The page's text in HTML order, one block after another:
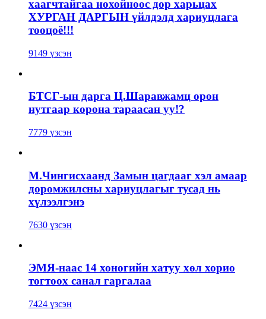
хаагчтайгаа нохойноос дор харьцах
ХУРГАН ДАРГЫН үйлдэлд хариуцлага
тооцоё!!!
9149 үзсэн
БТСГ-ын дарга Ц.Шаравжамц орон
нутгаар корона тараасан уу!?
7779 үзсэн
М.Чингисхаанд Замын цагдааг хэл амаар
доромжилсны хариуцлагыг тусад нь
хүлээлгэнэ
7630 үзсэн
ЭМЯ-наас 14 хоногийн хатуу хөл хорио
тогтоох санал гаргалаа
7424 үзсэн